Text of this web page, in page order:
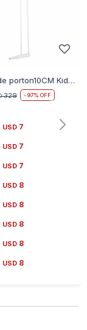
Extensor de porton10CM Kiddo Bebesit con Estructura de Acero
329 97
USD 7
USD 7
USD 7
USD 8
USD 8
USD 8
USD 8
USD 8